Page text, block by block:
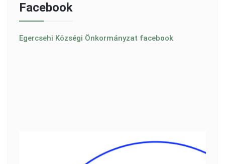
Facebook
Egercsehi Községi Önkormányzat facebook